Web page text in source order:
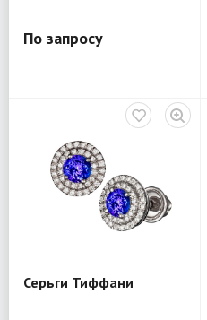
По запросу
Серьги Тиффани